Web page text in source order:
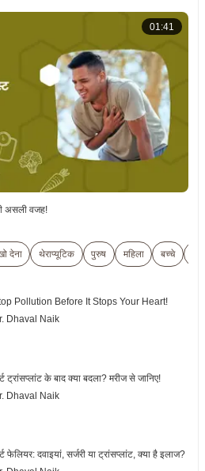
01:41
असली वजह!
देना थेराप्यूटिक पुरुष महिला बच्चे
Pollution Before It Stops Your Heart!
Dhaval Naik
ट्रांसप्लांट के बाद क्या बदला? मरीज से जानिए!
Dhaval Naik
फेलियर: दवाइयां, सर्जरी या ट्रांसप्लांट, क्या है इलाज?